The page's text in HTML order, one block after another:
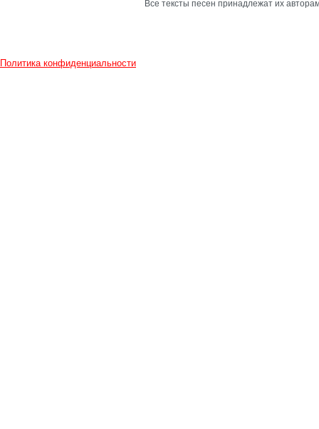
Все тексты песен принадлежат их
Политика конфиденциальности